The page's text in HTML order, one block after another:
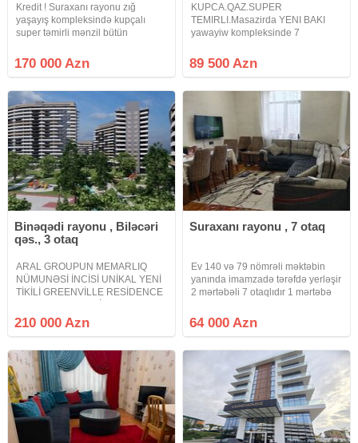
Kredit ! Suraxanı rayonu zığ
yaşayış kompleksində kupçalı
super təmirli mənzil bütün
satılır. Yelçəkən, isti döşəmə, orta
blok, kupçalı, üstündə mansard
170 000 Azn
KUPCA.QAZ.SUPER
TEMIRLI.Masazirda YENI BAKI
yawayiw kompleksinde 7
mertebesinde sahesi 40kv olan 2
otaqa duzeldilmiw ela temirli
menzilin sahesi icden-ice
89 500 Azn
Binəqədi rayonu , Biləcəri
qəs., 3 otaq
ARAL GROUPUN MEMARLIQ
NÜMUNƏSİ İNCİSİ UNİKAL YENİ
TİKİLİ GREENVİLLE RESİDENCE
PRESTİJLİ ELİT YAŞAYIŞ
KOMPLEKSİ. Bakı şəhərində ən
komplekslərindən biri Avtovağzal
210 000 Azn
Suraxanı rayonu , 7 otaq
Ev 140 və 79 nömrəli məktəbin
yanında imamzadə tərəfdə yerləşir
2 mərtəbəli 7 otaqlıdır 1 mərtəbə
evə qeydiyyata düşmək
mümkündür kamunal ada
64 000 Azn